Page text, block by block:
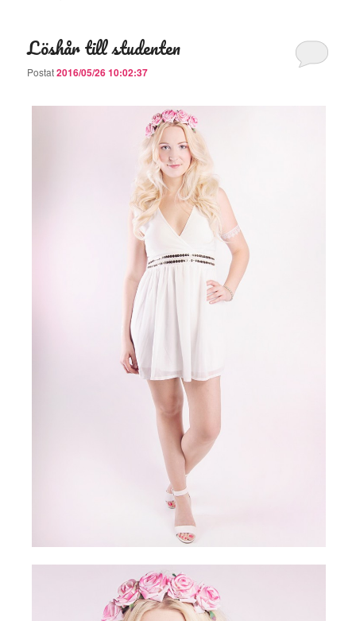
Löshår till studenten
Postat2016/05/26 10:02:37